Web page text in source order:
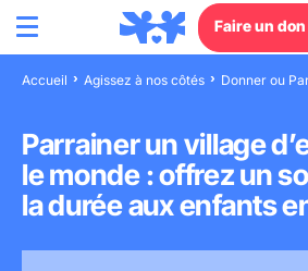
Aller à la recherche
Aller au pied de page
Faire un don
Actions en
Accueil Agissez à nos côtés Donner ou
Parrainer un village
le monde : offrez un
la durée aux enfants